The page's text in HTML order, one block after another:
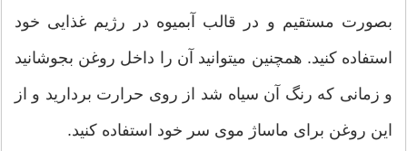
بصورت مستقیم و در قالب آبمیوه در رژیم غذایی خود
استفاده کنید. همچنین می­توانید آن را داخل روغن بجوشانید
و زمانی که رنگ آن سیاه شد از روی حرارت بردارید و از
این روغن برای ماساژ موی سر خود استفاده کنید.